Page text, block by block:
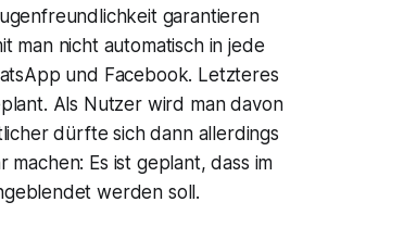
garantieren
man nicht automatisch in jede
und Facebook. Letzteres
Als Nutzer wird man davon
dürfte sich dann allerdings
Es ist geplant, dass im
werden soll.